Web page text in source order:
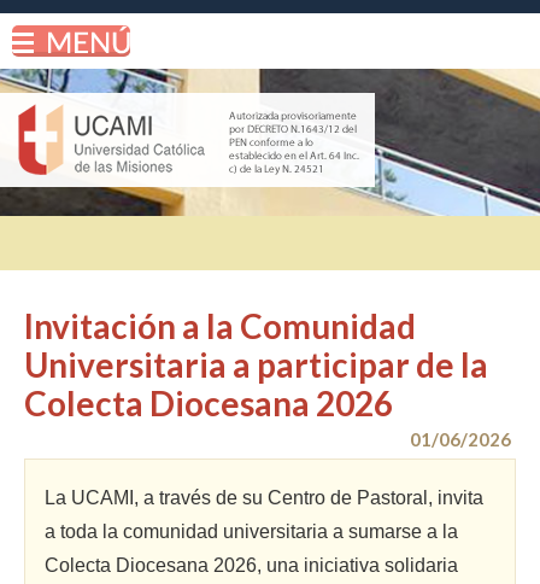
Invitación a la Comunidad
Universitaria a participar de la
Colecta Diocesana 2026
01/06/2026
La UCAMI, a través de su Centro de Pastoral, invita
a toda la comunidad universitaria a sumarse a la
Colecta Diocesana 2026, una iniciativa solidaria